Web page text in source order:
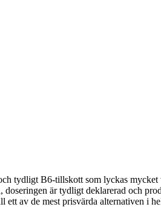
tydligt B6-tillskott som lyckas
är tydligt deklarerad och
av de mest prisvärda alternativen i